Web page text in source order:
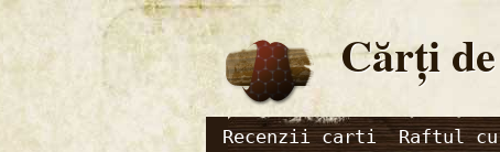
Cărţi
Recenzii carti Raftul